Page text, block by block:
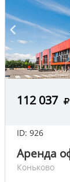
112 037
Аренда
Коньково
ID: 926